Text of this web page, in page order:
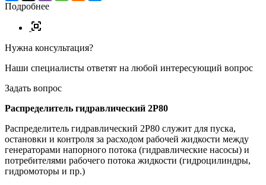
Подробнее
Нужна консультация?
Наши специалисты ответят на любой интересующий вопрос
Задать вопрос
Распределитель гидравлический 2P80
Распределитель гидравлический 2P80 служит для пуска,
остановки и контроля за расходом рабочей жидкости между
генераторами напорного потока (гидравлические насосы) и
потребителями рабочего потока жидкости (гидроцилиндры,
гидромоторы и пр.)